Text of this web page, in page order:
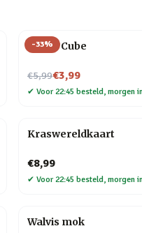
-33%
Magic Cube
€5,99
Nu voor€3,99
✔ Voor 22:45 besteld, morgen
Kraswereldkaart
€8,99
✔ Voor 22:45 besteld, morgen
Walvis mok